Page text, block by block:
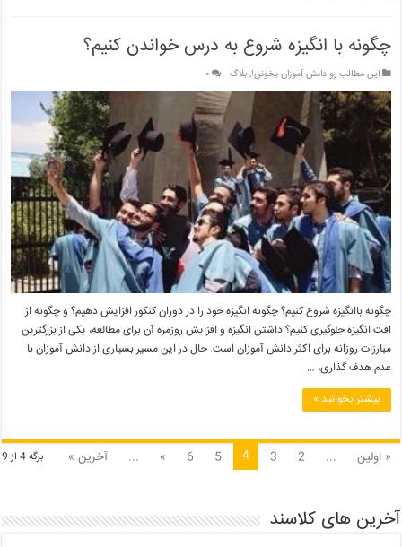
چگونه با انگیزه شروع به درس خواندن کنیم؟
این مطالب رو دانش آموزان بخونن!,بلاگ ۰
چگونه باانگیزه شروع کنیم؟ چگونه انگیزه خود را در دوران کنکور افزایش دهیم؟ و چگونه از
افت انگیزه جلوگیری کنیم؟ داشتن انگیزه و افزایش روزمره آن برای مطالعه، یکی از بزرگترین
مبارزات روزانه برای اکثر دانش آموزان است. حال در این مسیر بسیاری از دانش آموزان با
عدم هدف گذاری، …
بیشتر بخوانید »
برگه 4 از 9 « اولین ...
2
3
4
5
6
»
... آخرین »
آخرین های کلاسند